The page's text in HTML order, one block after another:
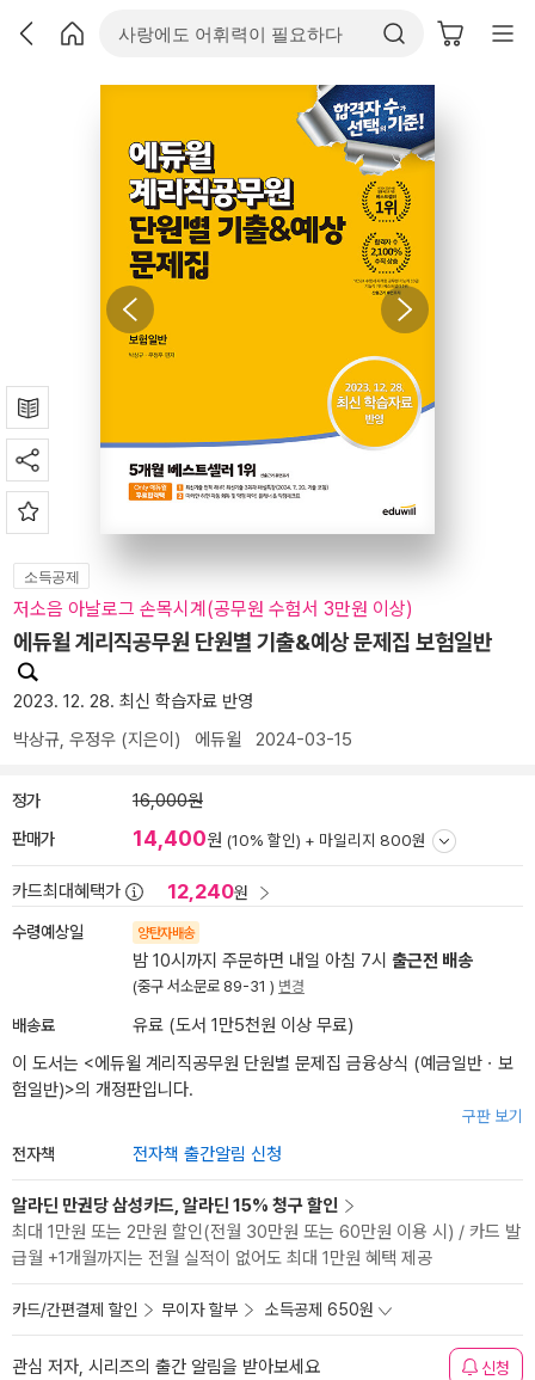
소득공제
저소음 아날로그 손목시계(공무원 수험서 3만원 이상)
에듀윌 계리직공무원 단원별 기출&예상 문제집 보험일반
2023. 12. 28. 최신 학습자료 반영
박상규, 우정우 (지은이) 에듀윌 2024-03-15
정가 16,000원
판매가 14,400원 (10% 할인) + 마일리지 800원
카드최대혜택가 12,240원
수령예상일 양탄자배송
밤 10시까지 주문하면 내일 아침 7시 출근전 배송
(중구 서소문로 89-31 ) 변경
배송료
유료 (도서 1만5천원 이상 무료)
이 도서는 <에듀윌 계리직공무원 단원별 문제집 금융상식 (예금일반ㆍ보
험일반)>의 개정판입니다.
구판 보기
전자책 전자책 출간알림 신청
알라딘 만권당 삼성카드, 알라딘 15% 청구 할인
최대 1만원 또는 2만원 할인(전월 30만원 또는 60만원 이용 시) / 카드 발
급월 +1개월까지는 전월 실적이 없어도 최대 1만원 혜택 제공
카드/간편결제 할인 무이자 할부 소득공제 650원
관심 저자, 시리즈의 출간 알림을 받아보세요 신청